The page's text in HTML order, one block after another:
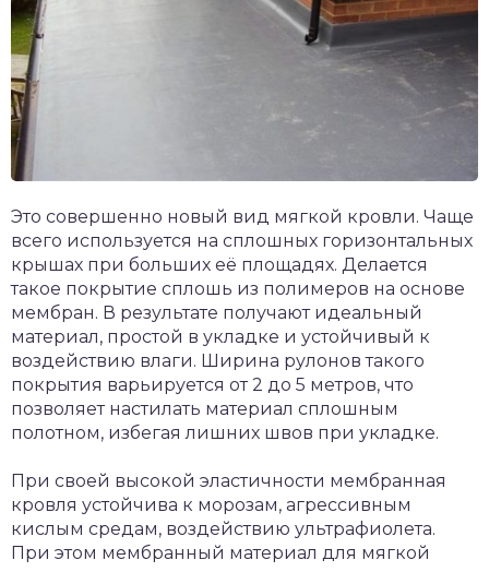
Это совершенно новый вид мягкой кровли. Чаще
всего используется на сплошных горизонтальных
крышах при больших её площадях. Делается
такое покрытие сплошь из полимеров на основе
мембран. В результате получают идеальный
материал, простой в укладке и устойчивый к
воздействию влаги. Ширина рулонов такого
покрытия варьируется от 2 до 5 метров, что
позволяет настилать материал сплошным
полотном, избегая лишних швов при укладке.
При своей высокой эластичности мембранная
кровля устойчива к морозам, агрессивным
кислым средам, воздействию ультрафиолета.
При этом мембранный материал для мягкой